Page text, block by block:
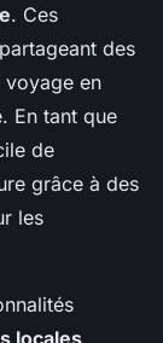
. Ces
des
voyage en
En tant que
de
grâce à des
les
locales